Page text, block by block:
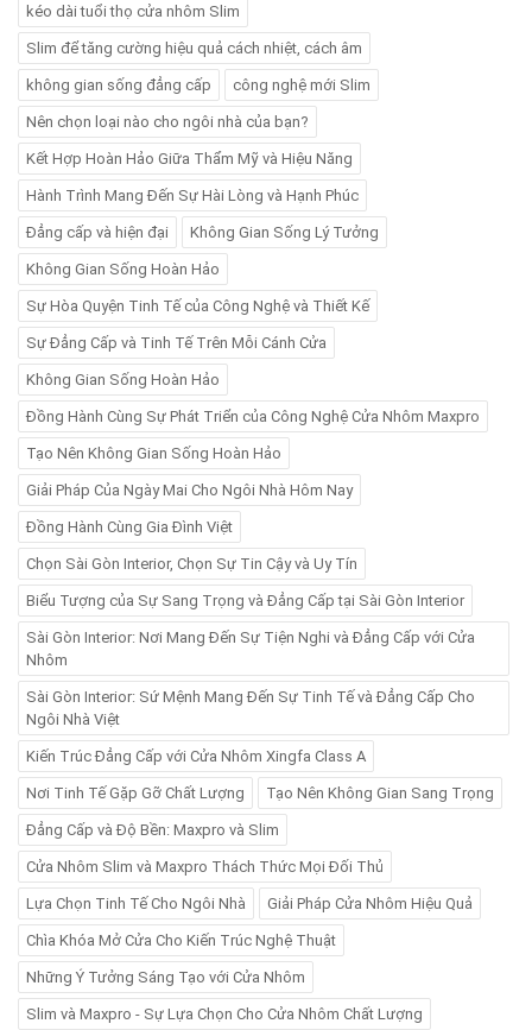
kéo dài tuổi thọ cửa nhôm Slim
Slim để tăng cường hiệu quả cách nhiệt, cách âm
không gian sống đẳng cấp công nghệ mới Slim
Nên chọn loại nào cho ngôi nhà của bạn?
Kết Hợp Hoàn Hảo Giữa Thẩm Mỹ và Hiệu Năng
Hành Trình Mang Đến Sự Hài Lòng và Hạnh Phúc
Đẳng cấp và hiện đại Không Gian Sống Lý Tưởng
Không Gian Sống Hoàn Hảo
Sự Hòa Quyện Tinh Tế của Công Nghệ và Thiết Kế
Sự Đẳng Cấp và Tinh Tế Trên Mỗi Cánh Cửa
Không Gian Sống Hoàn Hảo
Đồng Hành Cùng Sự Phát Triển của Công Nghệ Cửa Nhôm Maxpro
Tạo Nên Không Gian Sống Hoàn Hảo
Giải Pháp Của Ngày Mai Cho Ngôi Nhà Hôm Nay
Đồng Hành Cùng Gia Đình Việt
Chọn Sài Gòn Interior, Chọn Sự Tin Cậy và Uy Tín
Biểu Tượng của Sự Sang Trọng và Đẳng Cấp tại Sài Gòn Interior
Sài Gòn Interior: Nơi Mang Đến Sự Tiện Nghi và Đẳng Cấp với Cửa
Nhôm
Sài Gòn Interior: Sứ Mệnh Mang Đến Sự Tinh Tế và Đẳng Cấp Cho
Ngôi Nhà Việt
Kiến Trúc Đẳng Cấp với Cửa Nhôm Xingfa Class A
Nơi Tinh Tế Gặp Gỡ Chất Lượng Tạo Nên Không Gian Sang Trọng
Đẳng Cấp và Độ Bền: Maxpro và Slim
Cửa Nhôm Slim và Maxpro Thách Thức Mọi Đối Thủ
Lựa Chọn Tinh Tế Cho Ngôi Nhà Giải Pháp Cửa Nhôm Hiệu Quả
Chìa Khóa Mở Cửa Cho Kiến Trúc Nghệ Thuật
Những Ý Tưởng Sáng Tạo với Cửa Nhôm
Slim và Maxpro - Sự Lựa Chọn Cho Cửa Nhôm Chất Lượng